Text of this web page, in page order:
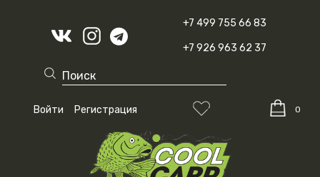
+7 499 755 66 83
+7 926 963 62 37
Войти Регистрация 0